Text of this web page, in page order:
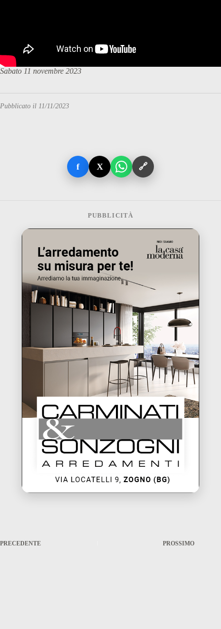
Sabato 11 novembre 2023
Pubblicato il 11/11/2023
f X 🔗
PUBBLICITÀ
PRECEDENTE PROSSIMO